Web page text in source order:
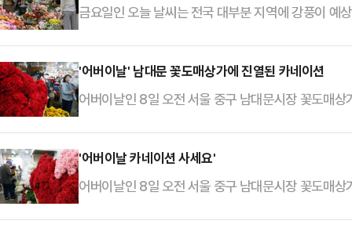
금요일인 오늘 날씨는 전국 대부분 지역에 강풍이 예
망이다"라고 밝혔다.예상 강수량은 대부분 지역에
대부분 지역에 바람이 순간풍속 55㎞/h(15㎧)(
'어버이날' 남대문 꽃도매상가에 진열된 카네이션
어버이날인 8일 오전 서울 중구 남대문시장 꽃도매
'어버이날 카네이션 사세요'
어버이날인 8일 오전 서울 중구 남대문시장 꽃도매